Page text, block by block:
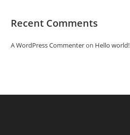
Recent Comments
A WordPress Commenteron Hello world!